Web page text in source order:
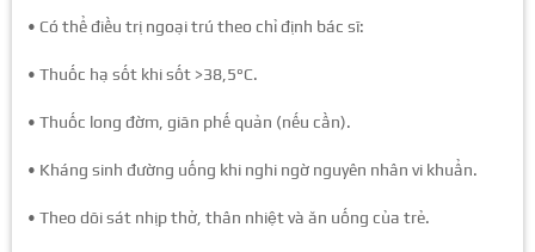
• Có thể điều trị ngoại trú theo chỉ định bác sĩ:
• Thuốc hạ sốt khi sốt >38,5°C.
• Thuốc long đờm, giãn phế quản (nếu cần).
• Kháng sinh đường uống khi nghi ngờ nguyên nhân vi khuẩn.
• Theo dõi sát nhịp thở, thân nhiệt và ăn uống của trẻ.